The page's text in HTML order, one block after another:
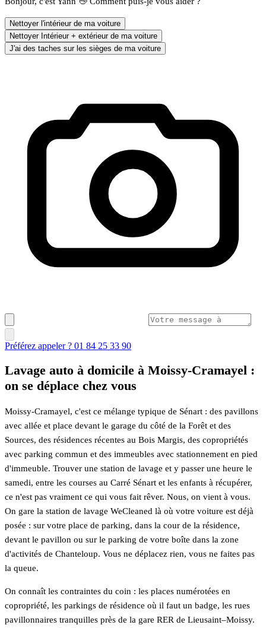
Nettoyer l'intérieur de ma voiture
Nettoyer Intérieur + extérieur de ma voiture
J'ai des taches sur les sièges de ma voiture
Préférez appeler ? 01 84 25 33 90
Lavage auto à domicile à Moissy-Cramayel :
on se déplace chez vous
Moissy-Cramayel, c'est ce mélange typique de Sénart : des pavillons
avec allée et place devant le garage du côté de la Forêt et des
Sources, des résidences récentes au Bois Margis, des copropriétés
avec parking commun et des immeubles avec stationnement en pied
d'immeuble. Trouver une station de lavage et y passer une heure le
samedi, entre les courses au Carré Sénart et les enfants à récupérer,
ce n'est pas vraiment ce qui vous fait rêver. Nous, on vient à vous.
On gare la station de lavage WeCleaned là où votre voiture est déjà
posée : sur votre place de parking, dans la cour de la résidence,
devant le pavillon ou sur le parking de votre boîte dans la zone
d'activités de Chanteloup. Vous ne déplacez rien, vous ne faites pas
la queue.
On connaît les contraintes du coin : les places numérotées en
copropriété, les parkings de résidence où il faut un badge, les rues
pavillonnaires tranquilles près de la gare RER de Lieusaint–Moissy.